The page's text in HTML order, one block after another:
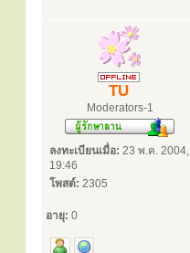
TU
Moderators-1
ลงทะเบียนเมื่อ: 23 พ.ค. 2004,
19:46
โพสต์: 2305
อายุ: 0